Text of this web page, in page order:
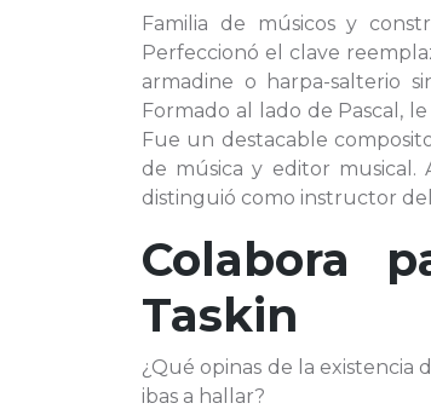
Familia de músicos y
Perfeccionó el clave
armadine o harpa-salterio
Formado al lado de Pascal,
Fue un destacable
de música y editor musical.
distinguió como instructor
Colabora
Taskin
¿Qué opinas de la existencia
ibas a hallar?